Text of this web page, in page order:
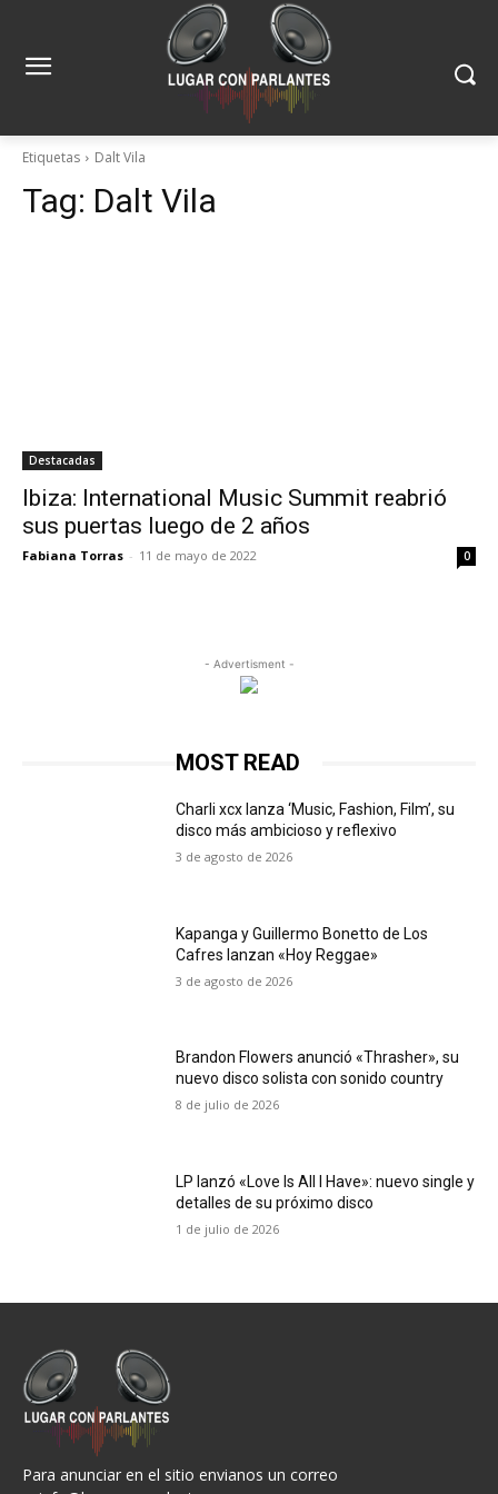
Etiquetas Dalt Vila
Tag: Dalt Vila
Destacadas
Ibiza: International Music Summit reabrió
sus puertas luego de 2 años
Fabiana Torras - 11 de mayo de 2022 0
- Advertisment -
MOST READ
Charli xcx lanza ‘Music, Fashion, Film’, su
disco más ambicioso y reflexivo
3 de agosto de 2026
Kapanga y Guillermo Bonetto de Los
Cafres lanzan «Hoy Reggae»
3 de agosto de 2026
Brandon Flowers anunció «Thrasher», su
nuevo disco solista con sonido country
8 de julio de 2026
LP lanzó «Love Is All I Have»: nuevo single y
detalles de su próximo disco
1 de julio de 2026
Para anunciar en el sitio envianos un correo